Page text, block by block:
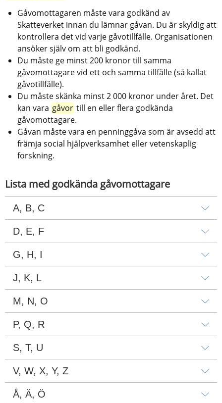
Gåvomottagaren måste vara godkänd av
Skatteverket innan du lämnar gåvan. Du är skyldig att
kontrollera det vid varje gåvotillfälle. Organisationen
ansöker själv om att bli godkänd.
Du måste ge minst 200 kronor till samma
gåvomottagare vid ett och samma tillfälle (så kallat
gåvotillfälle).
Du måste skänka minst 2 000 kronor under året. Det
kan vara gåvor till en eller flera godkända
gåvomottagare.
Gåvan måste vara en penninggåva som är avsedd att
främja social hjälpverksamhet eller vetenskaplig
forskning.
Lista med godkända gåvomottagare
A, B, C
D, E, F
G, H, I
J, K, L
M, N, O
P, Q, R
S, T, U
V, W, X, Y, Z
Å, Ä, Ö